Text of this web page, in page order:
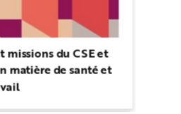
missions du CSE et
matière de santé et